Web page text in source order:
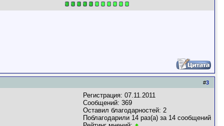
#3
Регистрация: 07.11.2011
Сообщений: 369
Оставил благодарностей: 2
Поблагодарили 14 раз(а) за 14 сообщений